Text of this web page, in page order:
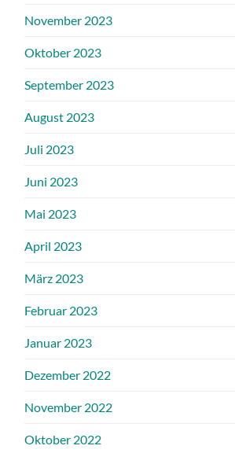
November 2023
Oktober 2023
September 2023
August 2023
Juli 2023
Juni 2023
Mai 2023
April 2023
März 2023
Februar 2023
Januar 2023
Dezember 2022
November 2022
Oktober 2022